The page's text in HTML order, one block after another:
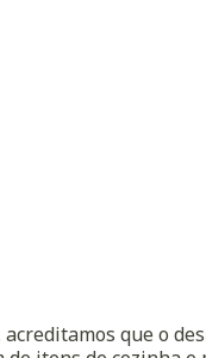
que o